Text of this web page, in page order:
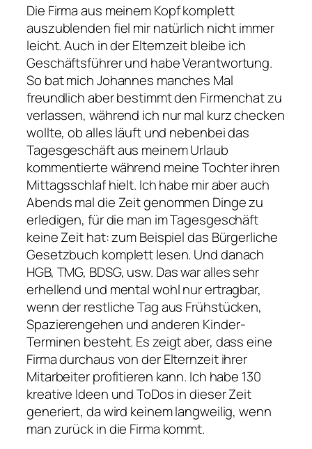
Die Firma aus meinem Kopf komplett
auszublenden fiel mir natürlich nicht immer
leicht. Auch in der Elternzeit bleibe ich
Geschäftsführer und habe Verantwortung.
So bat mich Johannes manches Mal
freundlich aber bestimmt den Firmenchat zu
verlassen, während ich nur mal kurz checken
wollte, ob alles läuft und nebenbei das
Tagesgeschäft aus meinem Urlaub
kommentierte während meine Tochter ihren
Mittagsschlaf hielt. Ich habe mir aber auch
Abends mal die Zeit genommen Dinge zu
erledigen, für die man im Tagesgeschäft
keine Zeit hat: zum Beispiel das Bürgerliche
Gesetzbuch komplett lesen. Und danach
HGB, TMG, BDSG, usw. Das war alles sehr
erhellend und mental wohl nur ertragbar,
wenn der restliche Tag aus Frühstücken,
Spazierengehen und anderen Kinder-
Terminen besteht. Es zeigt aber, dass eine
Firma durchaus von der Elternzeit ihrer
Mitarbeiter profitieren kann. Ich habe 130
kreative Ideen und ToDos in dieser Zeit
generiert, da wird keinem langweilig, wenn
man zurück in die Firma kommt.